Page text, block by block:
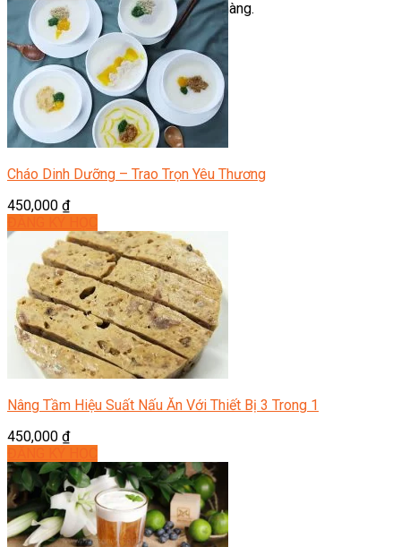
Chưa có sản phẩm trong giỏ hàng.
Cháo Dinh Dưỡng – Trao Trọn Yêu Thương
450,000 ₫
Nâng Tầm Hiệu Suất Nấu Ăn Với Thiết Bị 3 Trong 1
450,000 ₫